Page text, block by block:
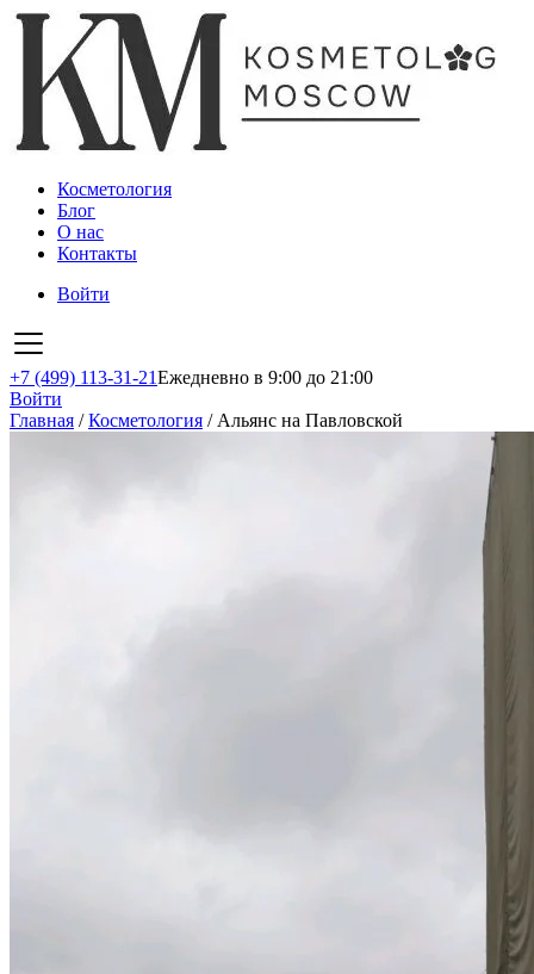
Косметология
Блог
О нас
Контакты
Войти
+7 (499) 113-31-21Ежедневно в 9:00 до 21:00
Войти
Главная /Косметология / Альянс на Павловской